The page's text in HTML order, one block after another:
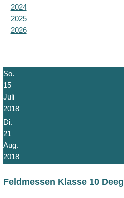
2024
2025
2026
So.
15
Juli
2018
Di.
21
Aug.
2018
Feldmessen Klasse 10 Deeg